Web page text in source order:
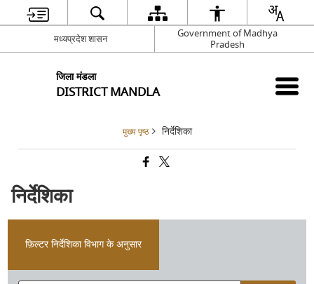
मध्यप्रदेश शासन
Government of Madhya
Pradesh
जिला मंडला
DISTRICT MANDLA
मुख्य पृष्ठ निर्देशिका
निर्देशिका
फ़िल्टर निर्देशिका विभाग के अनुसार